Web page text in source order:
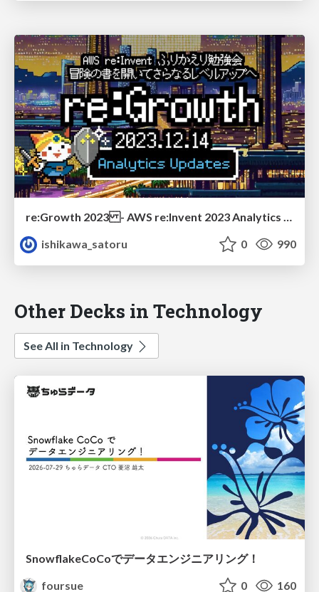
re:Growth 2023 - AWS re:Invent 2023 Analytics Updates
ishikawa_satoru
0 990
Other Decks in Technology
See All in Technology
SnowflakeCoCoでデータエンジニアリング！
foursue
0 160